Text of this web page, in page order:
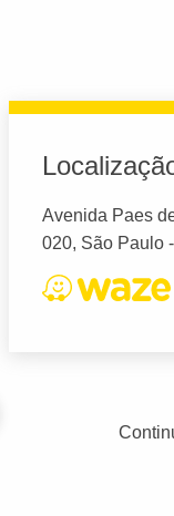
Avenida Paes
020, São Paulo